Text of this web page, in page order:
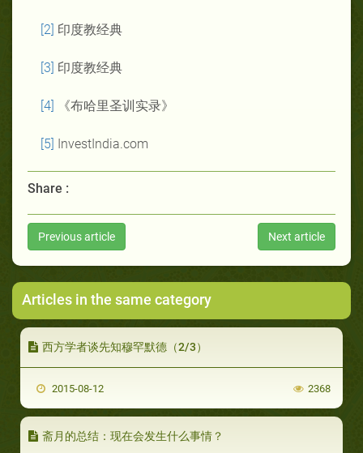
[2] 印度教经典
[3] 印度教经典
[4] 《布哈里圣训实录》
[5] InvestIndia.com
Share :
Previous article Next article
Articles in the same category
西方学者谈先知穆罕默德（2/3）
2015-08-12 2368
斋月的总结：现在会发生什么事情？